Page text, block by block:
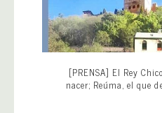
[PRENSA] El Rey
nacer; Reúma, el que